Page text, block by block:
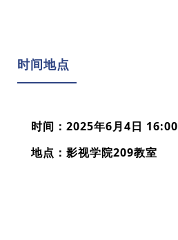
时间地点
时间：2025年6月4日 16:00
地点：影视学院209教室